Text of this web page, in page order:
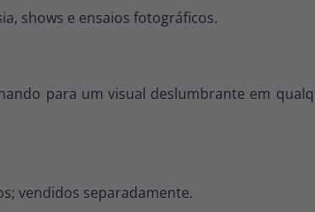
shows e ensaios fotográficos.
para um visual deslumbrante em
vendidos separadamente.